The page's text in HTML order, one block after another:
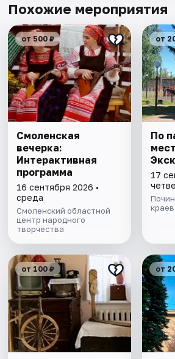
Похожие мероприятия
от 500 ₽
Смоленская
вечерка:
Интерактивная
программа
16 сентября 2026 •
среда
Смоленский областной
центр народного
творчества
от
По
17
от 100 ₽ от